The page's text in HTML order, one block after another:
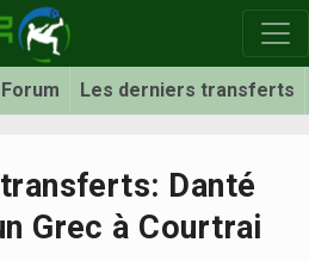
Forum Les derniers transferts
Danté
Grec à Courtrai